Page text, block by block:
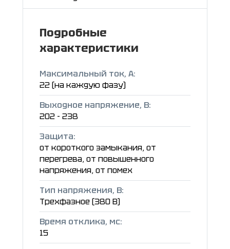
Подробные
характеристики
Максимальный ток, А:
22 (на каждую фазу)
Выходное напряжение, В:
202 - 238
Защита:
от короткого замыкания, от
перегрева, от повышенного
напряжения, от помех
Тип напряжения, В:
Трехфазное (380 В)
Время отклика, мс:
15